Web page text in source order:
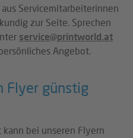
Servicemitarbeiterinnen
zur Seite. Sprechen
service@printworld.at
Angebot.
Flyer günstig
bei unseren Flyern